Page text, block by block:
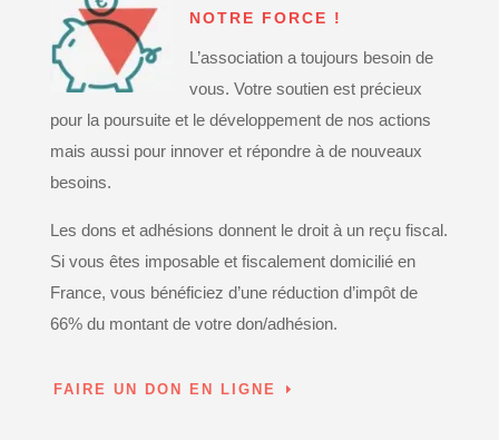
NOTRE FORCE !
L’association a toujours besoin de
vous. Votre soutien est précieux
pour la poursuite et le développement de nos actions
mais aussi pour innover et répondre à de nouveaux
besoins.
Les dons et adhésions donnent le droit à un reçu fiscal.
Si vous êtes imposable et fiscalement domicilié en
France, vous bénéficiez d’une réduction d’impôt de
66% du montant de votre don/adhésion.
FAIRE UN DON EN LIGNE